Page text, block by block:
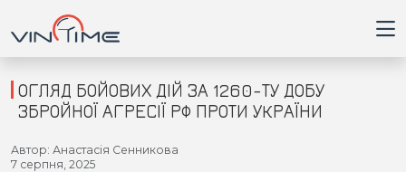
Головна
ОГЛЯД БОЙОВИХ ДІЙ ЗА 1260-ТУ ДОБУ
ЗБРОЙНОЇ АГРЕСІЇ РФ ПРОТИ УКРАЇНИ
Автор: Анастасія Сенникова
7 серпня, 2025